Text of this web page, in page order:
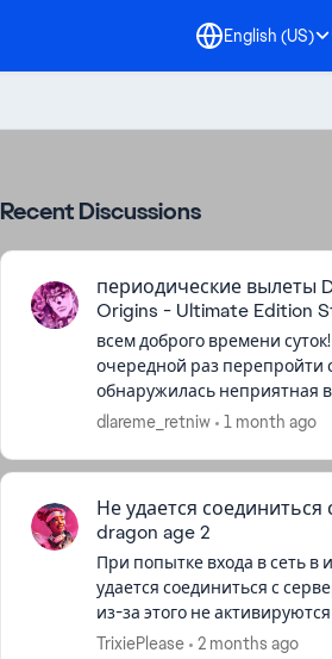
English (US)
Recent Discussions
периодические вылеты
Origins - Ultimate Edition
всем доброго времени
очередной раз перепройти
обнаружилась неприятная
любой рандомный момент
во время ...
dlareme_retniw 1 month ago
Не удается соединиться
dragon age 2
При попытке входа в сеть в
удается соединиться с
из-за этого не
загружаемый контент они
TrixiePlease 2 months ago